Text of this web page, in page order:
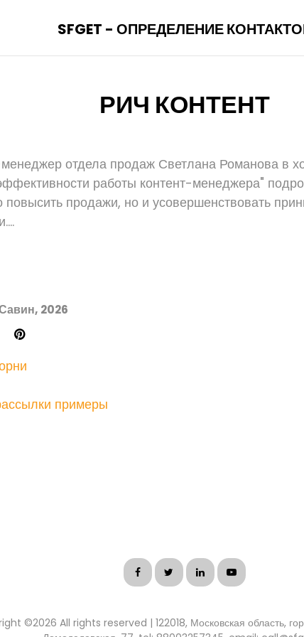
SFGET - ОПРЕДЕЛЕНИЕ
РИЧ КОНТЕНТ
отдела продаж Светлана Романова в
работы контент-менеджера"
повысить продажи, но и усовершенствовать
2026
примеры
©2026 All rights reserved | 122018, Московская область,